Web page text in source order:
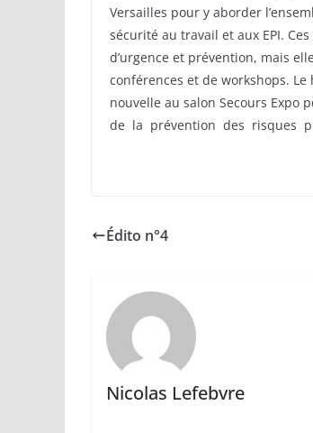
Versailles pour y aborder
sécurité au travail et aux EPI.
d’urgence et prévention, mais
conférences et de workshops.
nouvelle au salon Secours Expo
de la prévention des risques
Édito n°4
Nicolas Lefebvre